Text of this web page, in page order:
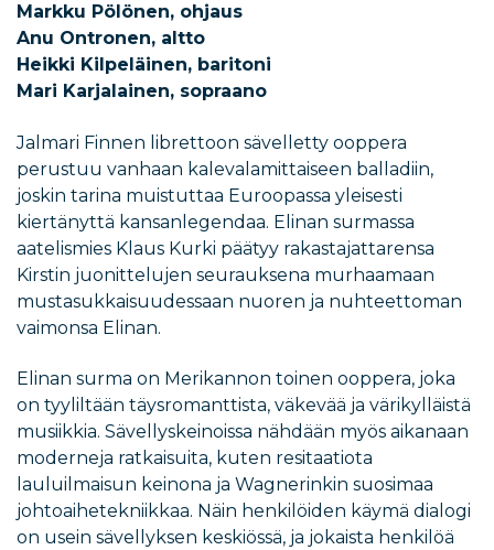
Markku Pölönen, ohjaus
Anu Ontronen, altto
Heikki Kilpeläinen, baritoni
Mari Karjalainen, sopraano
Jalmari Finnen librettoon sävelletty ooppera
perustuu vanhaan kalevalamittaiseen balladiin,
joskin tarina muistuttaa Euroopassa yleisesti
kiertänyttä kansanlegendaa. Elinan surmassa
aatelismies Klaus Kurki päätyy rakastajattarensa
Kirstin juonittelujen seurauksena murhaamaan
mustasukkaisuudessaan nuoren ja nuhteettoman
vaimonsa Elinan.
Elinan surma on Merikannon toinen ooppera, joka
on tyyliltään täysromanttista, väkevää ja värikylläistä
musiikkia. Sävellyskeinoissa nähdään myös aikanaan
moderneja ratkaisuita, kuten resitaatiota
lauluilmaisun keinona ja Wagnerinkin suosimaa
johtoaihetekniikkaa. Näin henkilöiden käymä dialogi
on usein sävellyksen keskiössä, ja jokaista henkilöä